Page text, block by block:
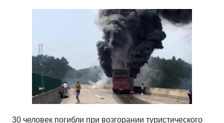
30 человек погибли при возгорании туристического